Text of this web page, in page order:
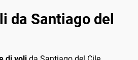
da Santiago del